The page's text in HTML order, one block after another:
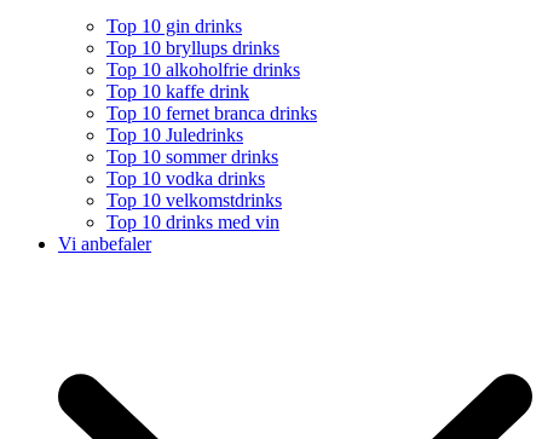
Top 10 gin drinks
Top 10 bryllups drinks
Top 10 alkoholfrie drinks
Top 10 kaffe drink
Top 10 fernet branca drinks
Top 10 Juledrinks
Top 10 sommer drinks
Top 10 vodka drinks
Top 10 velkomstdrinks
Top 10 drinks med vin
Vi anbefaler